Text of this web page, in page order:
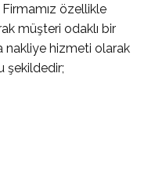
özellikle
müşteri odaklı bir
nakliye hizmeti olarak
şekildedir;